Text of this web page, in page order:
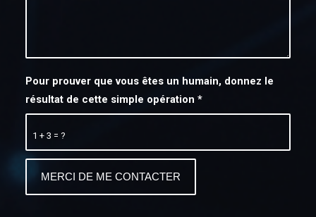
1 + 3 = ?
Pour prouver que vous êtes un humain, donnez le
résultat de cette simple opération *